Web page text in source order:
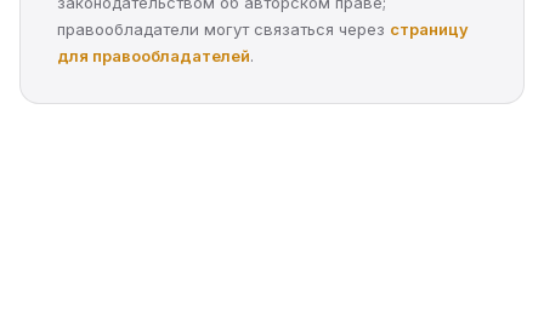
правообладатели могут связаться через страницу
для правообладателей.